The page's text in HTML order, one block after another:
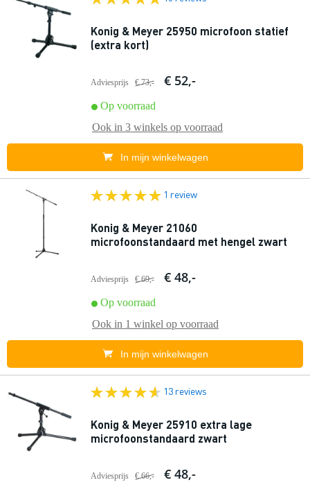
Konig & Meyer 25950 microfoon statief
(extra kort)
Adviesprijs € 73,- € 52,-
Op voorraad
Ook in 3 winkels op voorraad
In mijn winkelwagen
1 review
Konig & Meyer 21060
microfoonstandaard met hengel zwart
Adviesprijs € 69,- € 48,-
Op voorraad
Ook in 1 winkel op voorraad
In mijn winkelwagen
13 reviews
Konig & Meyer 25910 extra lage
microfoonstandaard zwart
Adviesprijs € 66,- € 48,-